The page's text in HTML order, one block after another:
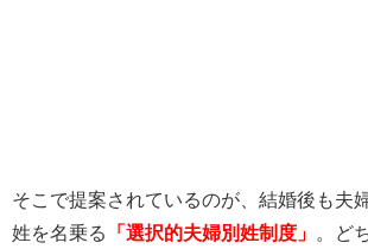
そこで提案されているのが、結婚後も夫
姓を名乗る 「選択的夫婦別姓制度」 。ど